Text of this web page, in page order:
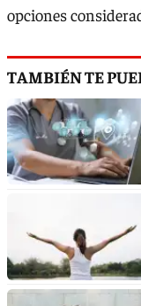
opciones
TAMBIÉN TE